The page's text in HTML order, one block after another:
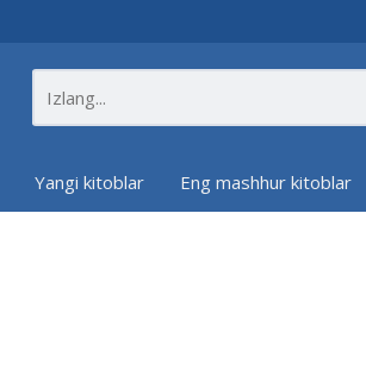
Yangi kitoblar Eng mashhur kitoblar